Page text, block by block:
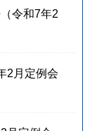
令和7年2
2月定例会